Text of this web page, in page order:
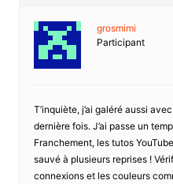
grosmimi
Participant
T’inquiète, j’ai galéré aussi
dernière fois. J’ai passe un
Franchement, les tutos
sauvé à plusieurs reprises !
connexions et les couleurs